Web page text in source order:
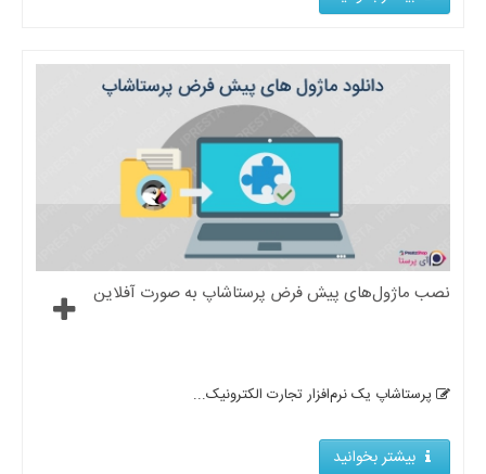
نصب ماژول‌های پیش فرض پرستاشاپ به صورت آفلاین
پرستاشاپ یک نرم‌افزار تجارت الکترونیک...
بیشتر بخوانید